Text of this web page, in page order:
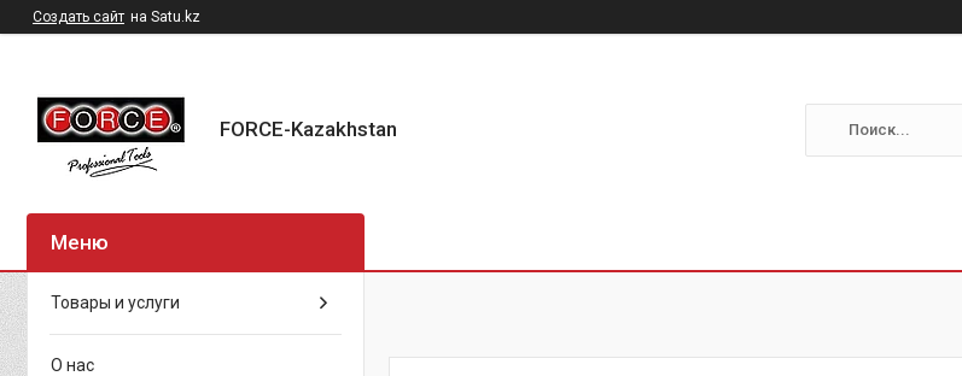
Создать сайт на Satu.kz
FORCE-Kazakhstan
Товары и услуги
О нас